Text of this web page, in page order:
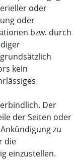
oder
oder
bzw. durch
kein
Der
der Seiten oder
zu
die
einzustellen.